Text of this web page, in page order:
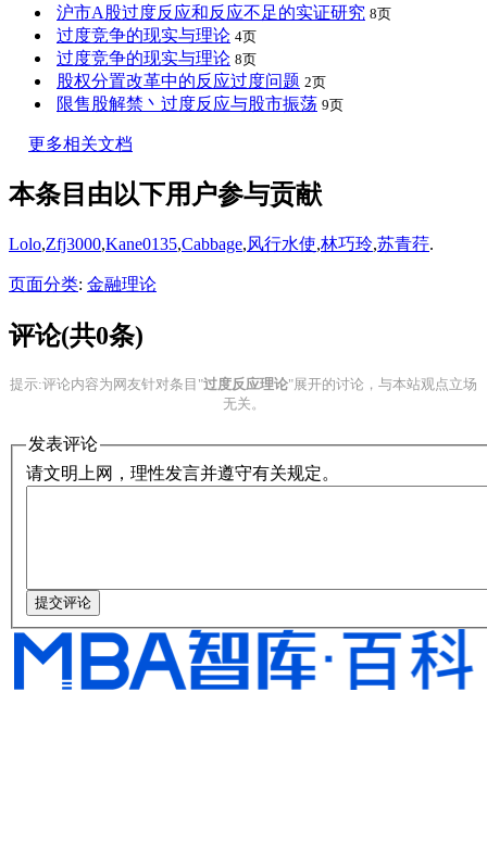
沪市A股过度反应和反应不足的实证研究 8页
过度竞争的现实与理论 4页
过度竞争的现实与理论 8页
股权分置改革中的反应过度问题 2页
限售股解禁丶过度反应与股市振荡 9页
更多相关文档
本条目由以下用户参与贡献
Lolo,Zfj3000,Kane0135,Cabbage,风行水使,林巧玲,苏青荇.
页面分类: 金融理论
评论(共0条)
提示:评论内容为网友针对条目"过度反应理论"展开的讨论，与本站观点立场
无关。
发表评论
请文明上网，理性发言并遵守有关规定。